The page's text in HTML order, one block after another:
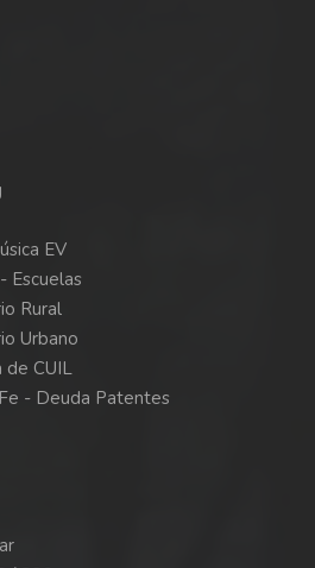
EV
Escuelas
Rural
Urbano
de CUIL
- Deuda Patentes